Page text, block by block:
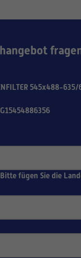
545x488-
fügen Sie die